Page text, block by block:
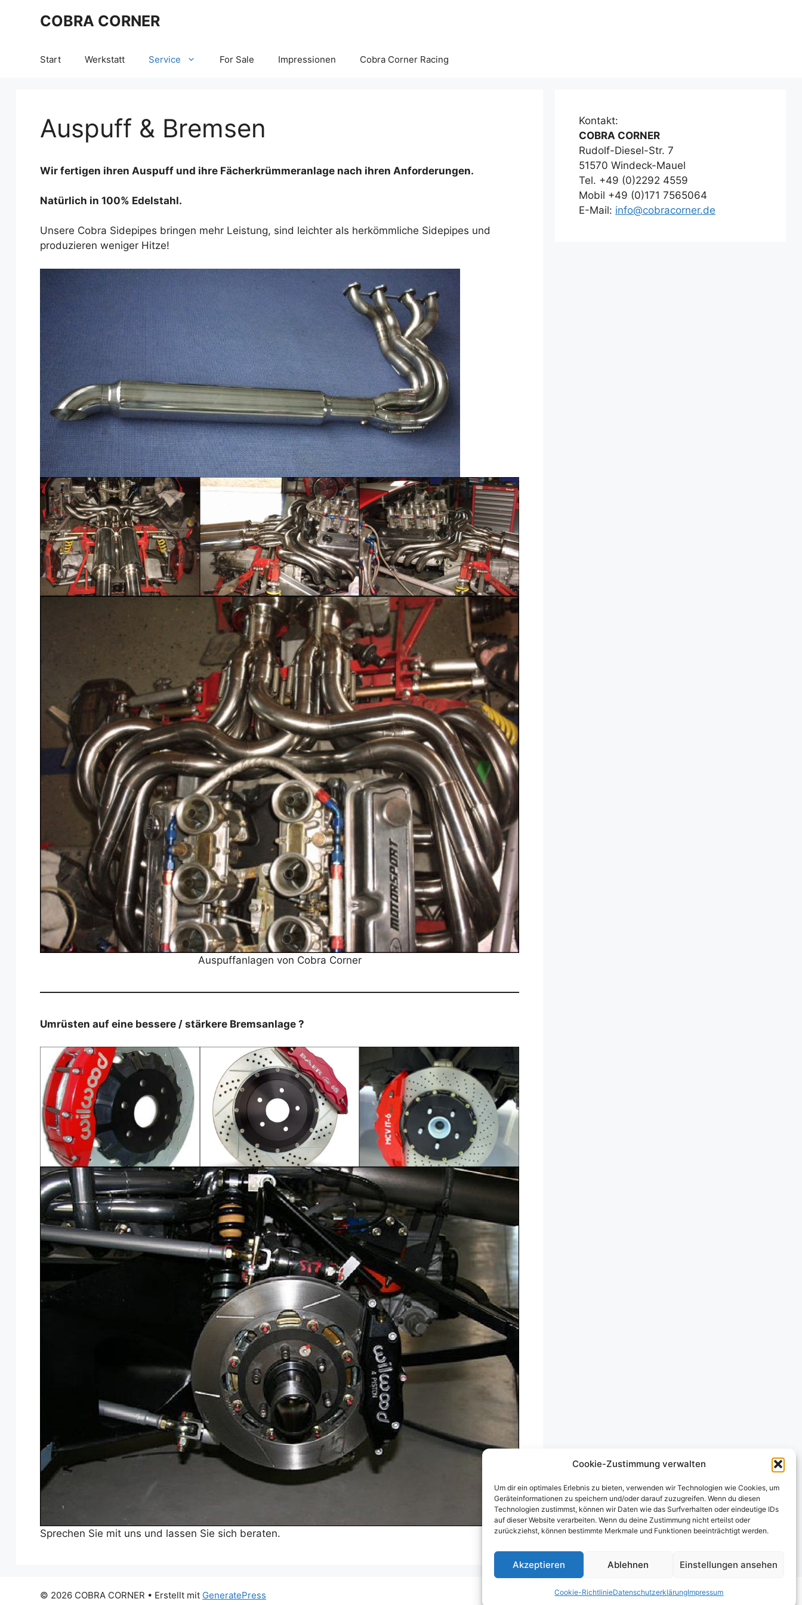
Cookie-Zustimmung verwalten
Um dir ein optimales Erlebnis zu bieten, verwenden wir Technologien wie Cookies, um
Geräteinformationen zu speichern und/oder darauf zuzugreifen. Wenn du diesen
Technologien zustimmst, können wir Daten wie das Surfverhalten oder eindeutige IDs
auf dieser Website verarbeiten. Wenn du deine Zustimmung nicht erteilst oder
zurückziehst, können bestimmte Merkmale und Funktionen beeinträchtigt werden.
Akzeptieren Ablehnen Einstellungen ansehen
Cookie-RichtlinieDatenschutzerklärungImpressum
COBRA CORNER
Start Werkstatt Service For Sale Impressionen Cobra Corner Racing
Auspuff & Bremsen
Wir fertigen ihren Auspuff und ihre Fächerkrümmeranlage nach ihren Anforderungen.
Natürlich in 100% Edelstahl.
Unsere Cobra Sidepipes bringen mehr Leistung, sind leichter als herkömmliche Sidepipes und
produzieren weniger Hitze!
Auspuffanlagen von Cobra Corner
Umrüsten auf eine bessere / stärkere Bremsanlage ?
Sprechen Sie mit uns und lassen Sie sich beraten.
Kontakt:
COBRA CORNER
Rudolf-Diesel-Str. 7
51570 Windeck-Mauel
Tel. +49 (0)2292 4559
Mobil +49 (0)171 7565064
E-Mail: info@cobracorner.de
Cookie-Richtlinie (EU) Datenschutzerklärung Impressum
© 2026 COBRA CORNER • Erstellt mit GeneratePress